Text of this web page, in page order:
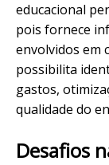
educacional
pois fornece
envolvidos em
possibilita
gastos,
qualidade do
Desafios